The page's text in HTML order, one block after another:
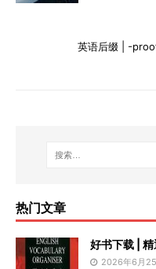
英语后缀 | -
热门文章
好书下载 |
2026年6月